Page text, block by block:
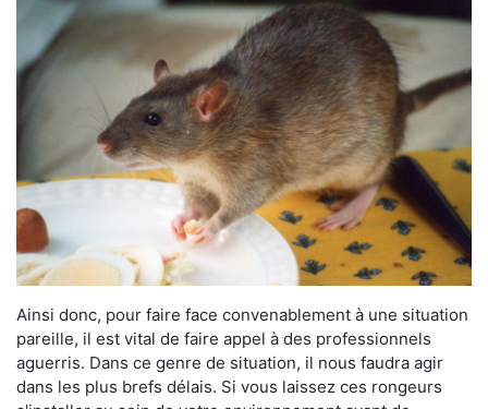
Ainsi donc, pour faire face convenablement à une situation
pareille, il est vital de faire appel à des professionnels
aguerris. Dans ce genre de situation, il nous faudra agir
dans les plus brefs délais. Si vous laissez ces rongeurs